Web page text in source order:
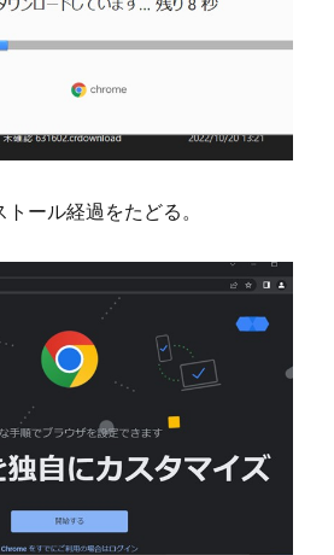
ール経過をたどる。